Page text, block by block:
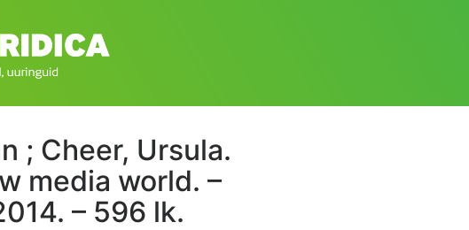
; Cheer, Ursula.
media world. –
– 596 lk.